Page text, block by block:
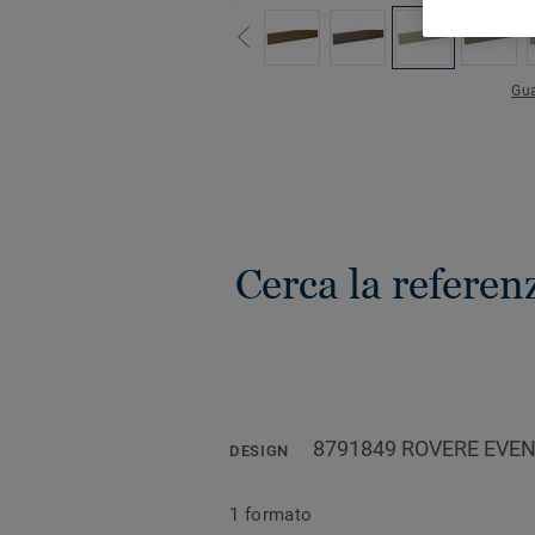
Cerca la
DESIGN 8791849 ROVERE
1 formato